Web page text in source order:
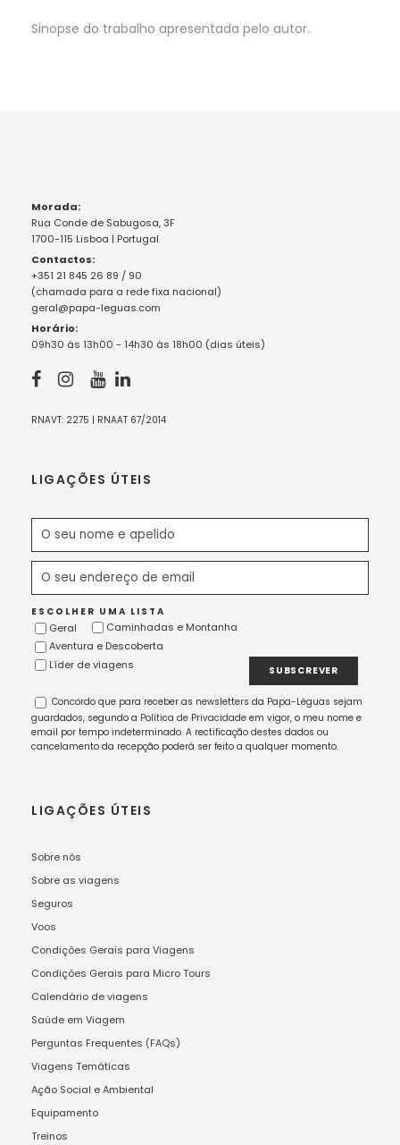
Sinopse do trabalho apresentada pelo autor.
Morada:
Rua Conde de Sabugosa, 3F
1700-115 Lisboa | Portugal
Contactos:
+351 21 845 26 89 / 90
(chamada para a rede fixa nacional)
geral@papa-leguas.com
Horário:
09h30 às 13h00 - 14h30 às 18h00 (dias úteis)
RNAVT: 2275 | RNAAT 67/2014
LIGAÇÕES ÚTEIS
ESCOLHER UMA LISTA
Geral
Caminhadas e Montanha
Aventura e Descoberta
Líder de viagens
Concordo que para receber as newsletters da Papa-Léguas sejam
guardados, segundo a Política de Privacidade em vigor, o meu nome e
email por tempo indeterminado. A rectificação destes dados ou
cancelamento da recepção poderá ser feito a qualquer momento.
LIGAÇÕES ÚTEIS
Sobre nós
Sobre as viagens
Seguros
Voos
Condições Gerais para Viagens
Condições Gerais para Micro Tours
Calendário de viagens
Saúde em Viagem
Perguntas Frequentes (FAQs)
Viagens Temáticas
Ação Social e Ambiental
Equipamento
Treinos